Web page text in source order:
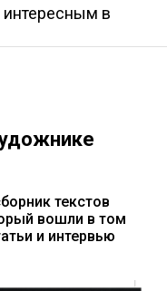
в
текстов
вошли в том
и интервью